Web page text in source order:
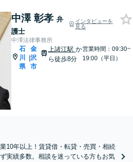
中澤 彰孝 弁
護士
インタビューを
見る
中澤法律事務所
石
川
県
|
金
沢
市
上諸江駅 か
ら徒歩8分
営業時間：09:30~
19:00（平日）
10年以上！賃貸借・転貸・売買・相続
実績多数。相談を迷っている方もお気